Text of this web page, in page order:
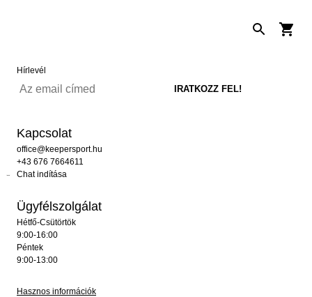
Hírlevél
Kapcsolat
office@keepersport.hu
+43 676 7664611
Chat indítása
Ügyfélszolgálat
Hétfő-Csütörtök
9:00-16:00
Péntek
9:00-13:00
Hasznos információk